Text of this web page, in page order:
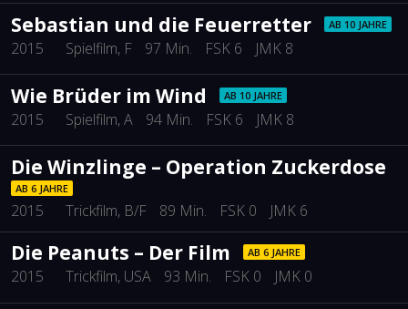
Sebastian und die Feuerretter AB 10 JAHRE
2015 Spielfilm, F 97 Min. FSK 6 JMK 8
Wie Brüder im Wind AB 10 JAHRE
2015 Spielfilm, A 94 Min. FSK 6 JMK 8
Die Winzlinge – Operation Zuckerdose
AB 6 JAHRE
2015 Trickfilm, B/F 89 Min. FSK 0 JMK 6
Die Peanuts – Der Film AB 6 JAHRE
2015 Trickfilm, USA 93 Min. FSK 0 JMK 0